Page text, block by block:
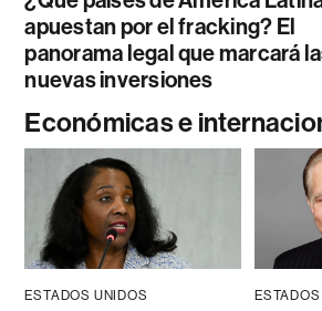
apuestan por el fracking? El
panorama legal que marcará
nuevas inversiones
Económicas e
ESTADOS UNIDOS